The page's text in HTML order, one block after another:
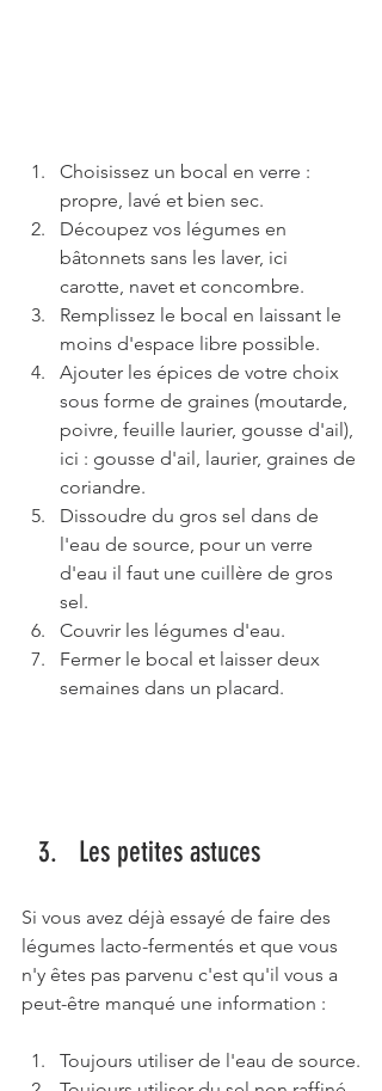
Choisissez un bocal en verre :
propre, lavé et bien sec.
Découpez vos légumes en
bâtonnets sans les laver, ici
carotte, navet et concombre.
Remplissez le bocal en laissant le
moins d'espace libre possible.
Ajouter les épices de votre choix
sous forme de graines (moutarde,
poivre, feuille laurier, gousse d'ail),
ici : gousse d'ail, laurier, graines de
coriandre.
Dissoudre du gros sel dans de
l'eau de source, pour un verre
d'eau il faut une cuillère de gros
sel.
Couvrir les légumes d'eau.
Fermer le bocal et laisser deux
semaines dans un placard.
Les petites astuces
Si vous avez déjà essayé de faire des
légumes lacto-fermentés et que vous
n'y êtes pas parvenu c'est qu'il vous a
peut-être manqué une information :
Toujours utiliser de l'eau de source.